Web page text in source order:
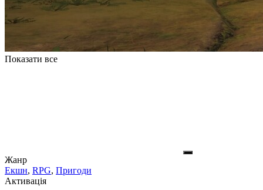
Показати все
Жанр
Екшн, RPG, Пригоди
Активація